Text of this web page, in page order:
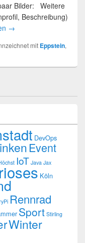
Bilder: Weitere
Beschreibung)
→
mit Eppstein,
DevOps
Event
IoT Java Jax
Köln
Rennrad
Sport Stirling
Winter